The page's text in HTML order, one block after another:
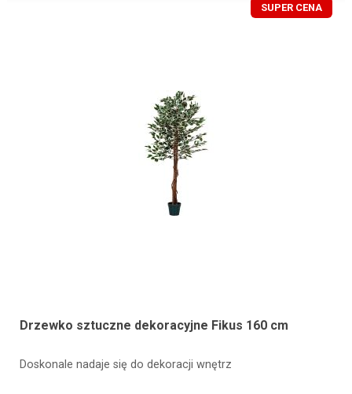
SUPER CENA
Drzewko sztuczne dekoracyjne Fikus 160 cm
Doskonale nadaje się do dekoracji wnętrz